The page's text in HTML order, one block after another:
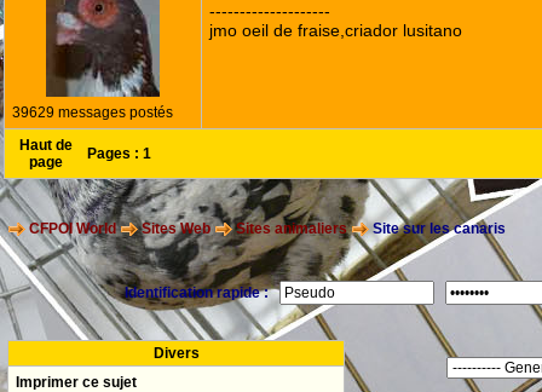
39629 messages postés
--------------------
jmo oeil de fraise,criador lusitano
Haut de
page
Pages : 1
CFPOI World Sites Web Sites animaliers Site sur les canaris
Identification rapide :
Divers
Imprimer ce sujet